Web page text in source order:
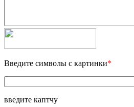
Введите символы с картинки*
введите каптчу